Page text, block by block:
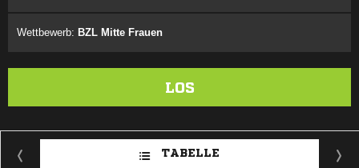
Wettbewerb: BZL Mitte Frauen
LOS
TABELLE